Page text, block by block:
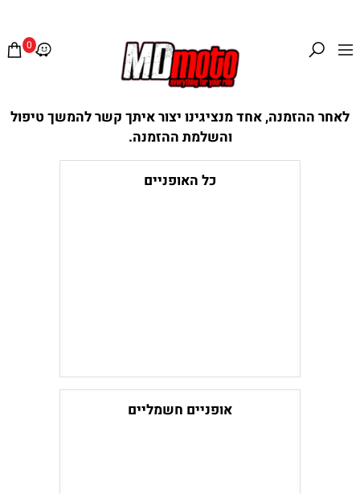
0
לאחר ההזמנה, אחד מנציגינו יצור איתך קשר להמשך טיפול
והשלמת ההזמנה.
כל האופניים
אופניים חשמליים